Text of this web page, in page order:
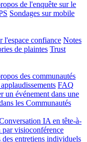
de l'enquête sur le
Sondages sur mobile
l'espace confiance Notes
de plaintes Trust
des communautés
FAQ
un événement dans une
les Communautés
IA en tête-à-
par visioconférence
entretiens individuels